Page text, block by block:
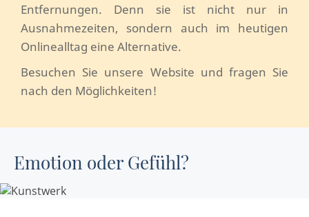
Entfernungen. Denn sie ist nicht nur in
Ausnahmezeiten, sondern auch im heutigen
Onlinealltag eine Alternative.
Besuchen Sie unsere Website und fragen Sie
nach den Möglichkeiten!
Emotion oder Gefühl?